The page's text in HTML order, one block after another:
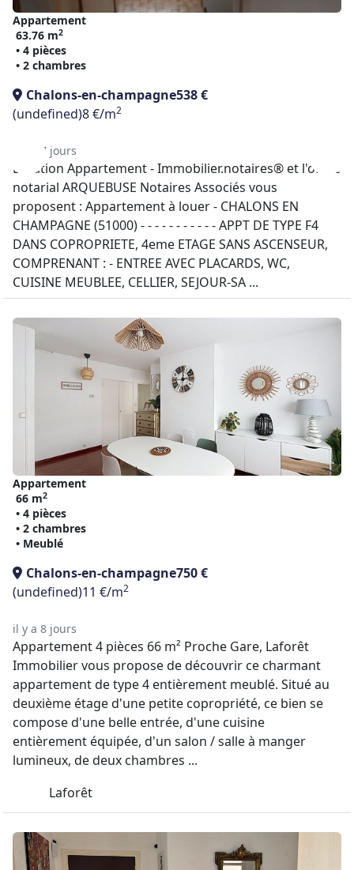
Appartement
63.76 m2
• 4 pièces
• 2 chambres
Chalons-en-champagne538 €
(undefined)8 €/m2
il y a 7 jours
Location Appartement - Immobilier.notaires® et l'office
notarial ARQUEBUSE Notaires Associés vous
proposent : Appartement à louer - CHALONS EN
CHAMPAGNE (51000) - - - - - - - - - - - APPT DE TYPE F4
DANS COPROPRIETE, 4eme ETAGE SANS ASCENSEUR,
COMPRENANT : - ENTREE AVEC PLACARDS, WC,
CUISINE MEUBLEE, CELLIER, SEJOUR-SA ...
Appartement
66 m2
• 4 pièces
• 2 chambres
• Meublé
Chalons-en-champagne750 €
(undefined)11 €/m2
il y a 8 jours
Appartement 4 pièces 66 m² Proche Gare, Laforêt
Immobilier vous propose de découvrir ce charmant
appartement de type 4 entièrement meublé. Situé au
deuxième étage d'une petite copropriété, ce bien se
compose d'une belle entrée, d'une cuisine
entièrement équipée, d'un salon / salle à manger
lumineux, de deux chambres ...
Laforêt